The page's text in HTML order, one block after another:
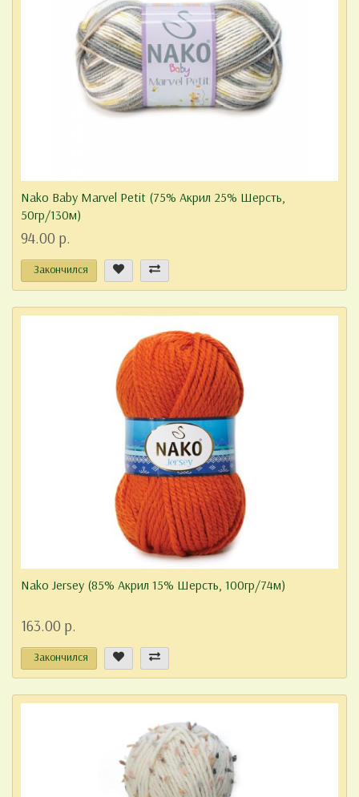
Nako Baby Marvel Petit (75% Акрил 25% Шерсть,
50гр/130м)
94.00 р.
Закончился
Nako Jersey (85% Акрил 15% Шерсть, 100гр/74м)
163.00 р.
Закончился